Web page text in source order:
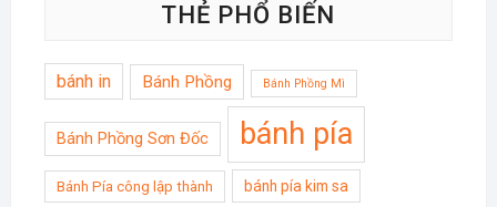
THẺ PHỔ BIẾN
bánh in Bánh Phồng Bánh Phồng Mì
Bánh Phồng Sơn Đốc bánh pía
Bánh Pía công lập thành bánh pía kim sa